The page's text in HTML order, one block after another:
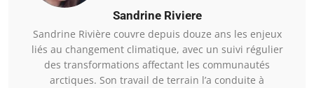
Sandrine Riviere
Sandrine Rivière couvre depuis douze ans les enjeux
liés au changement climatique, avec un suivi régulier
des transformations affectant les communautés
arctiques. Son travail de terrain l’a conduite à